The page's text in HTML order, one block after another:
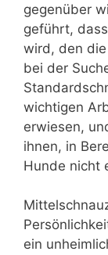
gegenüber
geführt,
wird, den
bei der
wichtigen
erwiesen,
ihnen, in
Hunde nicht
ein